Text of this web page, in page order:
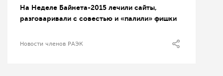
На Неделе Байнета-2015 лечили сайты,
разговаривали с совестью и «палили» фишки
Новости членов РАЭК